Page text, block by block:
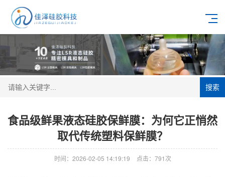
搜索
食品级鲜果液态硅胶保鲜膜：为何它正悄然
取代传统塑料保鲜膜？
时间：2026-02-05 14:19:19 点击：791次